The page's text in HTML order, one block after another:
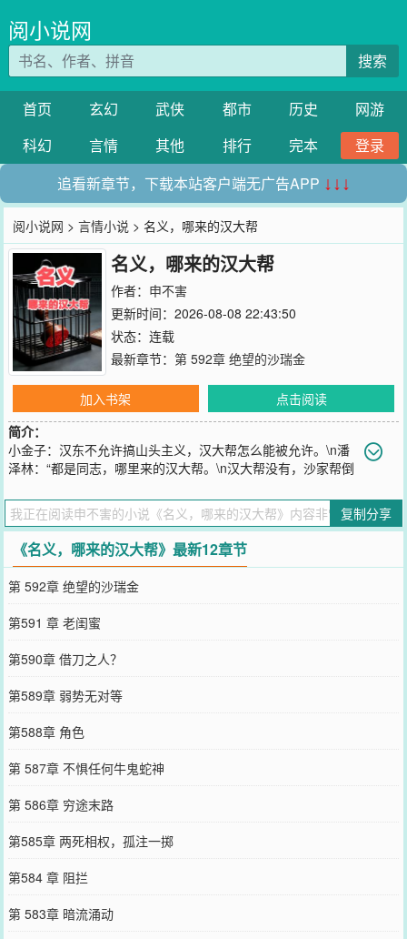
阅小说网
搜索
首页 玄幻 武侠 都市 历史
网游
科幻
言情 其他 排行 完本
登录
追看新章节，下载本站客户端无广告APP ↓↓↓
阅小说网 >言情小说 > 名义，哪来的汉大帮
名义，哪来的汉大帮
作者： 申不害
更新时间：2026-08-08 22:43:50
状态：连载
最新章节： 第 592章 绝望的沙瑞金
加入书架
点击阅读
简介：
小金子：汉东不允许搞山头主义，汉大帮怎么能被允许。\n潘
泽林：“都是同志，哪里来的汉大帮。\n汉大帮没有，沙家帮倒
您要是觉得《名义，哪来的汉大帮》还不错的话请不要忘记向您QQ群
和微博微信里的朋友推荐哦！
复制分享
《名义，哪来的汉大帮》最新12章节
第 592章 绝望的沙瑞金
第591 章 老闺蜜
第590章 借刀之人？
第589章 弱势无对等
第588章 角色
第 587章 不惧任何牛鬼蛇神
第 586章 穷途末路
第585章 两死相权，孤注一掷
第584 章 阻拦
第 583章 暗流涌动